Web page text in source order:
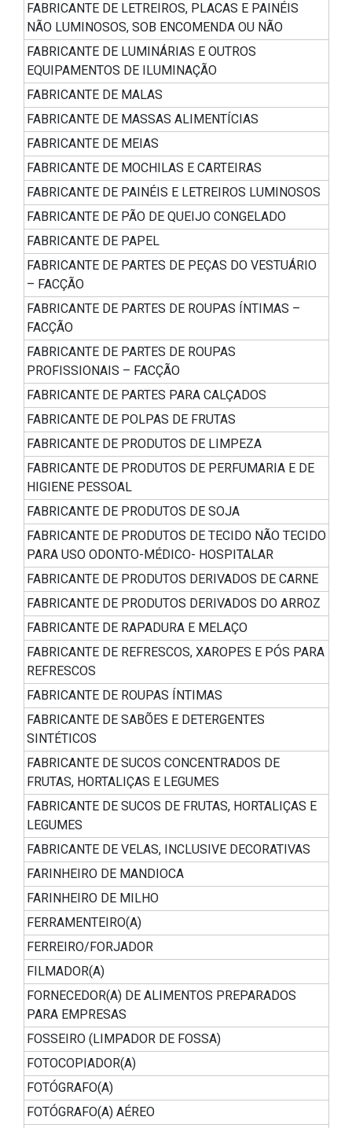
FABRICANTE DE LETREIROS, PLACAS E PAINÉIS
NÃO LUMINOSOS, SOB ENCOMENDA OU NÃO
FABRICANTE DE LUMINÁRIAS E OUTROS
EQUIPAMENTOS DE ILUMINAÇÃO
FABRICANTE DE MALAS
FABRICANTE DE MASSAS ALIMENTÍCIAS
FABRICANTE DE MEIAS
FABRICANTE DE MOCHILAS E CARTEIRAS
FABRICANTE DE PAINÉIS E LETREIROS LUMINOSOS
FABRICANTE DE PÃO DE QUEIJO CONGELADO
FABRICANTE DE PAPEL
FABRICANTE DE PARTES DE PEÇAS DO VESTUÁRIO
– FACÇÃO
FABRICANTE DE PARTES DE ROUPAS ÍNTIMAS –
FACÇÃO
FABRICANTE DE PARTES DE ROUPAS
PROFISSIONAIS – FACÇÃO
FABRICANTE DE PARTES PARA CALÇADOS
FABRICANTE DE POLPAS DE FRUTAS
FABRICANTE DE PRODUTOS DE LIMPEZA
FABRICANTE DE PRODUTOS DE PERFUMARIA E DE
HIGIENE PESSOAL
FABRICANTE DE PRODUTOS DE SOJA
FABRICANTE DE PRODUTOS DE TECIDO NÃO TECIDO
PARA USO ODONTO-MÉDICO- HOSPITALAR
FABRICANTE DE PRODUTOS DERIVADOS DE CARNE
FABRICANTE DE PRODUTOS DERIVADOS DO ARROZ
FABRICANTE DE RAPADURA E MELAÇO
FABRICANTE DE REFRESCOS, XAROPES E PÓS PARA
REFRESCOS
FABRICANTE DE ROUPAS ÍNTIMAS
FABRICANTE DE SABÕES E DETERGENTES
SINTÉTICOS
FABRICANTE DE SUCOS CONCENTRADOS DE
FRUTAS, HORTALIÇAS E LEGUMES
FABRICANTE DE SUCOS DE FRUTAS, HORTALIÇAS E
LEGUMES
FABRICANTE DE VELAS, INCLUSIVE DECORATIVAS
FARINHEIRO DE MANDIOCA
FARINHEIRO DE MILHO
FERRAMENTEIRO(A)
FERREIRO/FORJADOR
FILMADOR(A)
FORNECEDOR(A) DE ALIMENTOS PREPARADOS
PARA EMPRESAS
FOSSEIRO (LIMPADOR DE FOSSA)
FOTOCOPIADOR(A)
FOTÓGRAFO(A)
FOTÓGRAFO(A) AÉREO